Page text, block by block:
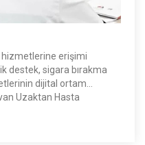
hizmetlerine erişimi
destek, sigara bırakma
dijital ortam
Uzaktan Hasta
Hayat